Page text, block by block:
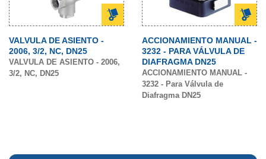
VALVULA DE ASIENTO -
2006, 3/2, NC, DN25
VALVULA DE ASIENTO - 2006,
3/2, NC, DN25
ACCIONAMIENTO MANUAL -
3232 - PARA VÁLVULA DE
DIAFRAGMA DN25
ACCIONAMIENTO MANUAL -
3232 - Para Válvula de
Diafragma DN25